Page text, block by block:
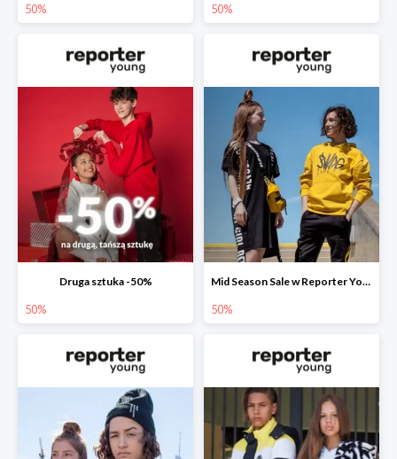
50% 50%
Druga sztuka -50%
50%
Mid Season Sale w Reporter Young do -50%
50%